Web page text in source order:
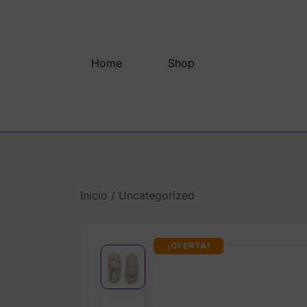
Home
Shop
Inicio / Uncategorized
¡OFERTA!